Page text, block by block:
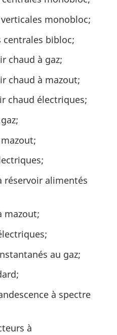
monobloc;
bibloc;
chaud à gaz;
chaud à mazout;
chaud électriques;
réservoir alimentés
mazout;
au gaz;
à spectre
à